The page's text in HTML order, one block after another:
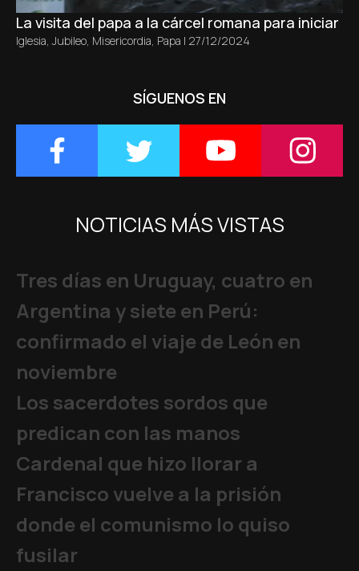
La visita del papa a la cárcel romana para iniciar el
Iglesia, Jubileo, Misericordia, Papa | 27/12/2024
SÍGUENOS EN
NOTICIAS MÁS VISTAS
Tres días en Uruguay, cuatro en
Argentina y siete en Perú:
confirmado el viaje de León en
noviembre
Los sacerdotes sordos que
predican con las manos
Cardenal que hizo llorar a
Francisco vuelve a la prisión
donde el comunismo lo quiso
fusilar